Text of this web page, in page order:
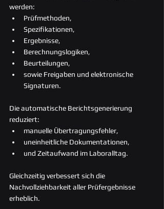
werden:
Prüfmethoden,
Spezifikationen,
Ergebnisse,
Berechnungslogiken,
Beurteilungen,
sowie Freigaben und elektronische
Signaturen.
Die automatische Berichtsgenerierung
reduziert:
manuelle Übertragungsfehler,
uneinheitliche Dokumentationen,
und Zeitaufwand im Laboralltag.
Gleichzeitig verbessert sich die
Nachvollziehbarkeit aller Prüfergebnisse
erheblich.